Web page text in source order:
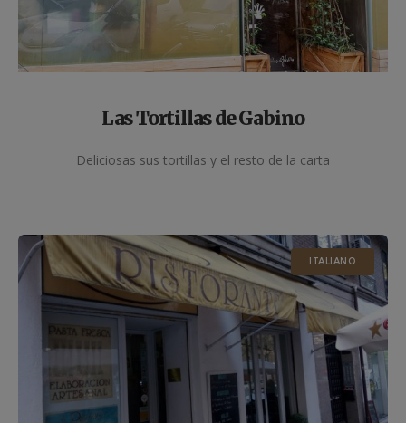
Las Tortillas de Gabino
Deliciosas sus tortillas y el resto de la carta
ITALIANO